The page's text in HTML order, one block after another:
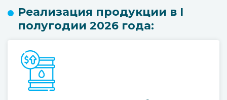
Реализация продукции в I
полугодии 2026 года: